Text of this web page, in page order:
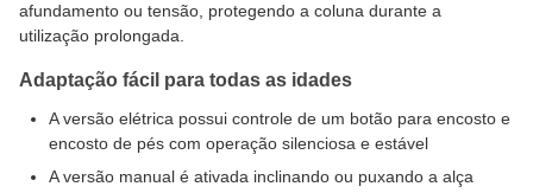
afundamento ou tensão, protegendo a coluna durante a
utilização prolongada.
Adaptação fácil para todas as idades
A versão elétrica possui controle de um botão para encosto e
encosto de pés com operação silenciosa e estável
A versão manual é ativada inclinando ou puxando a alça